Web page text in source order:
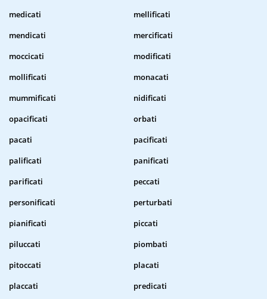
medicati
mellificati
mendicati
mercificati
moccicati
modificati
mollificati
monacati
mummificati
nidificati
opacificati
orbati
pacati
pacificati
palificati
panificati
parificati
peccati
personificati
perturbati
pianificati
piccati
piluccati
piombati
pitoccati
placati
placcati
predicati